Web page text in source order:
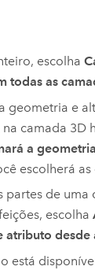
escolha
todas as
geometria e
camada 3D
a
escolherá
partes de
escolha
está